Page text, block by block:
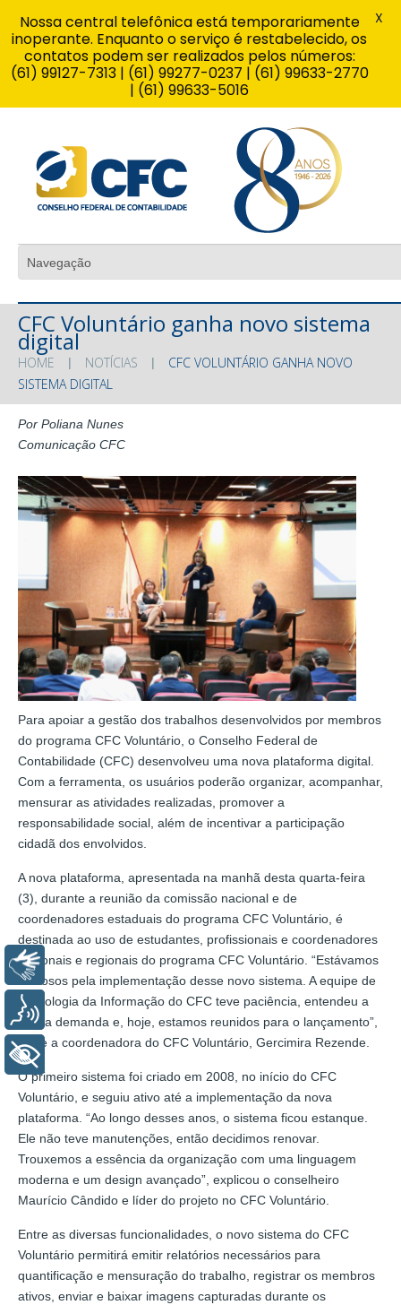
CFC Voluntário ganha novo sistema
digital
HOME NOTÍCIAS
CFC VOLUNTÁRIO GANHA NOVO
SISTEMA DIGITAL
Por Poliana Nunes
Comunicação CFC
Para apoiar a gestão dos trabalhos desenvolvidos por membros
do programa CFC Voluntário, o Conselho Federal de
Contabilidade (CFC) desenvolveu uma nova plataforma digital.
Com a ferramenta, os usuários poderão organizar, acompanhar,
mensurar as atividades realizadas, promover a
responsabilidade social, além de incentivar a participação
cidadã dos envolvidos.
A nova plataforma, apresentada na manhã desta quarta-feira
(3), durante a reunião da comissão nacional e de
coordenadores estaduais do programa CFC Voluntário, é
destinada ao uso de estudantes, profissionais e coordenadores
nacionais e regionais do programa CFC Voluntário. “Estávamos
ansiosos pela implementação desse novo sistema. A equipe de
Tecnologia da Informação do CFC teve paciência, entendeu a
nossa demanda e, hoje, estamos reunidos para o lançamento”,
disse a coordenadora do CFC Voluntário, Gercimira Rezende.
O primeiro sistema foi criado em 2008, no início do CFC
Voluntário, e seguiu ativo até a implementação da nova
plataforma. “Ao longo desses anos, o sistema ficou estanque.
Ele não teve manutenções, então decidimos renovar.
Trouxemos a essência da organização com uma linguagem
moderna e um design avançado”, explicou o conselheiro
Maurício Cândido e líder do projeto no CFC Voluntário.
Entre as diversas funcionalidades, o novo sistema do CFC
Voluntário permitirá emitir relatórios necessários para
quantificação e mensuração do trabalho, registrar os membros
ativos, enviar e baixar imagens capturadas durante os
Nossa central telefônica está temporariamente
inoperante. Enquanto o serviço é restabelecido, os
contatos podem ser realizados pelos números:
(61) 99127-7313 | (61) 99277-0237 | (61) 99633-2770
| (61) 99633-5016
X
Libras
Voz